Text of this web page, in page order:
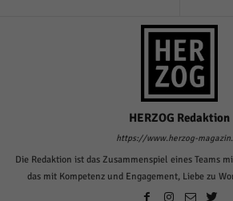
HERZOG Redaktion
https://www.herzog-
Die Redaktion ist das Zusammenspiel eines Teams
das mit Kompetenz und Engagement, Liebe zu